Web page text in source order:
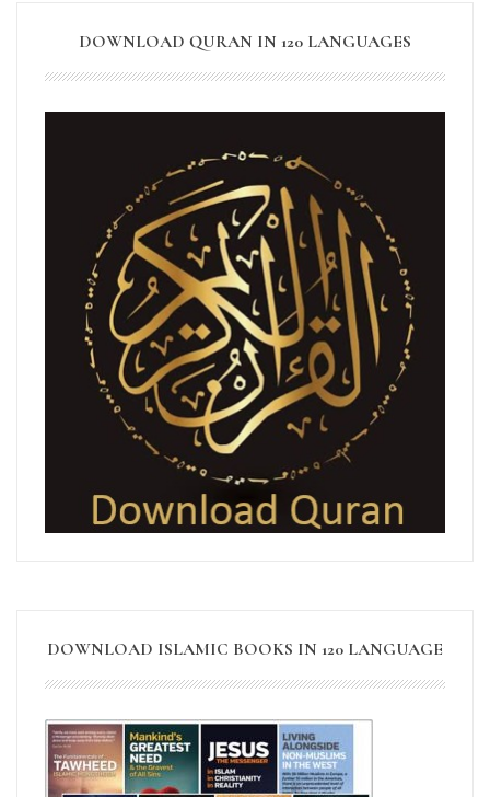
DOWNLOAD QURAN IN 120 LANGUAGES
DOWNLOAD ISLAMIC BOOKS IN 120 LANGUAGE